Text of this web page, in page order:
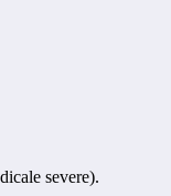
severe).